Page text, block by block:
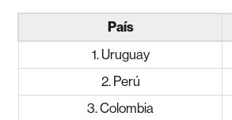
País
1. Uruguay
2. Perú
3. Colombia